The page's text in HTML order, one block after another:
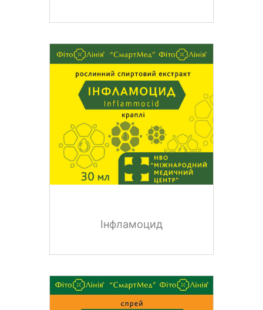
Інфламоцид